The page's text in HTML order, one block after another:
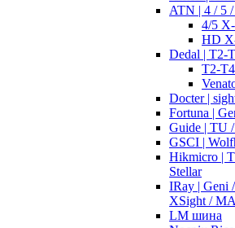
ATN | 4 / 5
4/5
HD
Dedal | T2-
T2-
Docter |
Fortuna |
Guide | TU
GSCI |
Hikmicro |
Stellar
IRay | Geni
XSight /
LM шина